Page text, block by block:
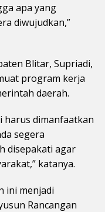
apa yang
diwujudkan,”
Blitar, Supriadi,
program kerja
daerah.
harus dimanfaatkan
segera
disepakati agar
katanya.
ini menjadi
Rancangan